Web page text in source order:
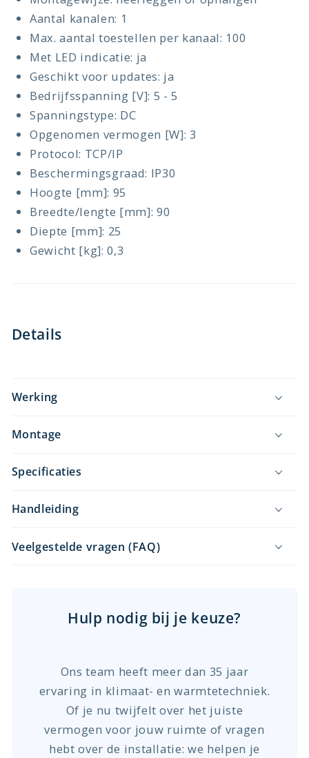
Aantal kanalen: 1
Max. aantal toestellen per kanaal: 100
Met LED indicatie: ja
Geschikt voor updates: ja
Bedrijfsspanning [V]: 5 - 5
Spanningstype: DC
Opgenomen vermogen [W]: 3
Protocol: TCP/IP
Beschermingsgraad: IP30
Hoogte [mm]: 95
Breedte/lengte [mm]: 90
Diepte [mm]: 25
Gewicht [kg]: 0,3
Details
Werking
Montage
Specificaties
Handleiding
Veelgestelde vragen (FAQ)
Hulp nodig bij je keuze?
Ons team heeft meer dan 35 jaar
ervaring in klimaat- en warmtetechniek.
Of je nu twijfelt over het juiste
vermogen voor jouw ruimte of vragen
hebt over de installatie: we helpen je